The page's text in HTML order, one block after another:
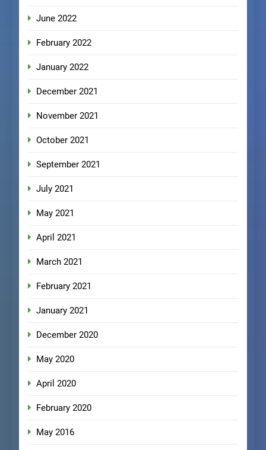
June 2022
February 2022
January 2022
December 2021
November 2021
October 2021
September 2021
July 2021
May 2021
April 2021
March 2021
February 2021
January 2021
December 2020
May 2020
April 2020
February 2020
May 2016